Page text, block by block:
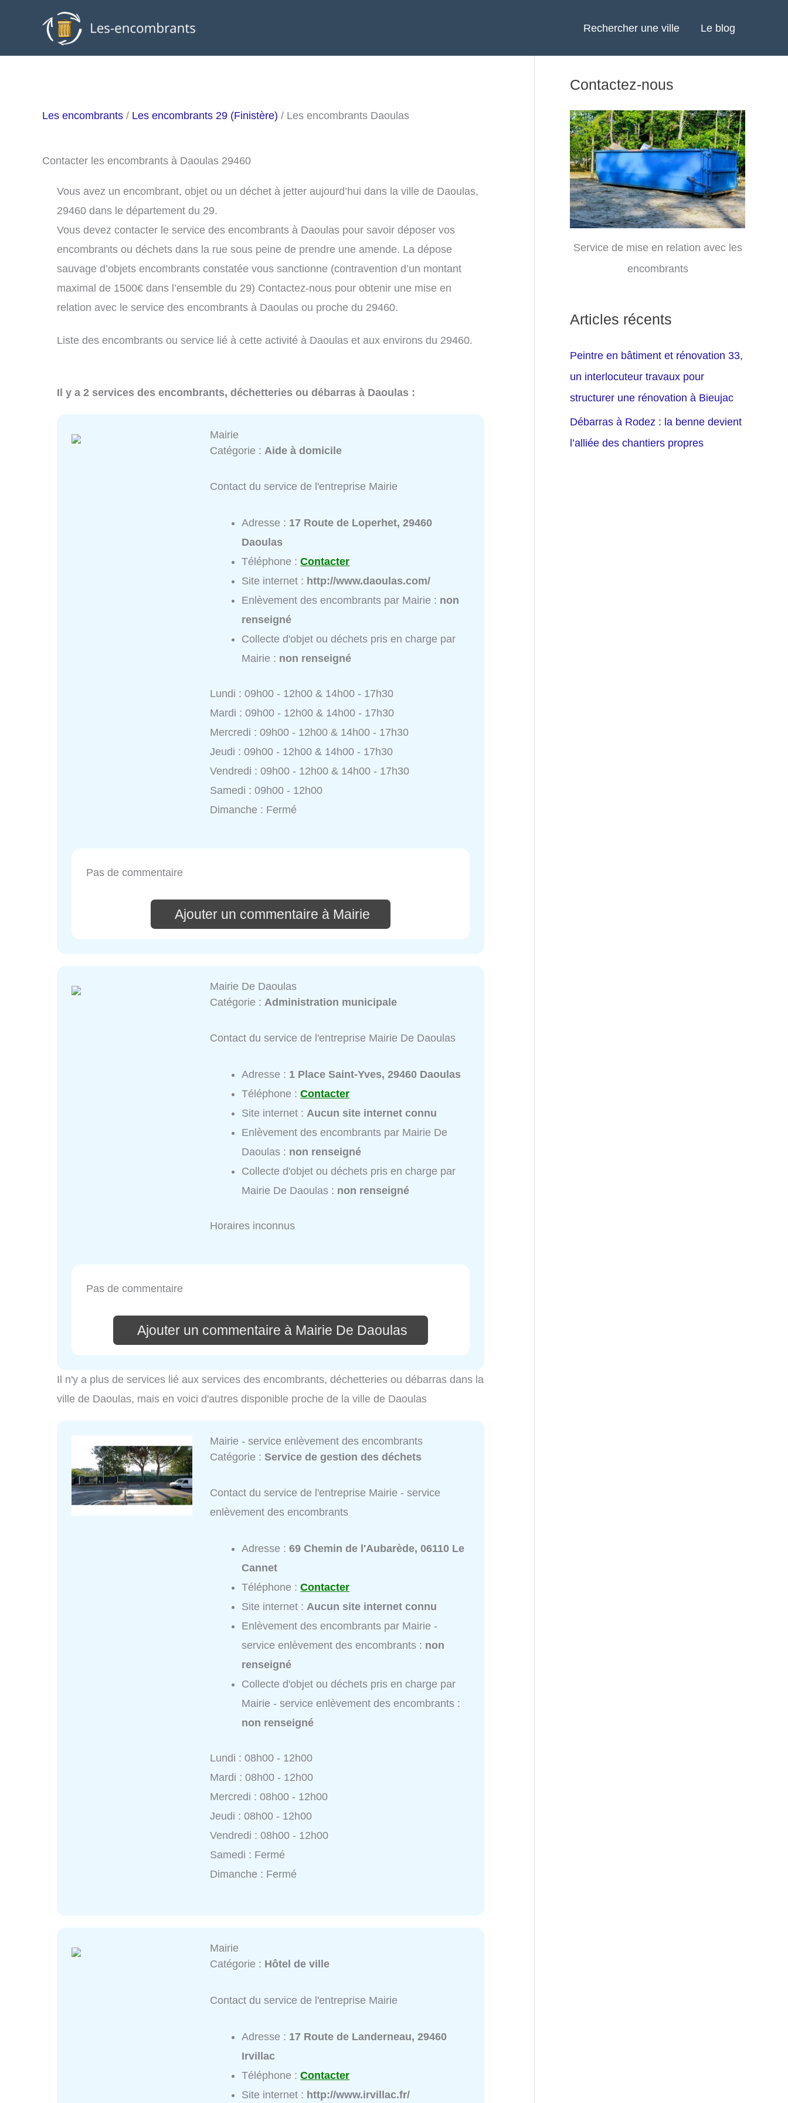
Rechercher une ville Le blog
Les encombrants / Les encombrants 29 (Finistère) / Les encombrants Daoulas
Contacter les encombrants à Daoulas 29460
Vous avez un encombrant, objet ou un déchet à jetter aujourd’hui dans la ville de Daoulas,
29460 dans le département du 29.
Vous devez contacter le service des encombrants à Daoulas pour savoir déposer vos
encombrants ou déchets dans la rue sous peine de prendre une amende. La dépose
sauvage d’objets encombrants constatée vous sanctionne (contravention d’un montant
maximal de 1500€ dans l’ensemble du 29) Contactez-nous pour obtenir une mise en
relation avec le service des encombrants à Daoulas ou proche du 29460.
Liste des encombrants ou service lié à cette activité à Daoulas et aux environs du 29460.
Il y a 2 services des encombrants, déchetteries ou débarras à Daoulas :
Mairie
Catégorie : Aide à domicile
Contact du service de l'entreprise Mairie
Adresse : 17 Route de Loperhet, 29460
Daoulas
Téléphone :Contacter
Site internet : http://www.daoulas.com/
Enlèvement des encombrants par Mairie : non
renseigné
Collecte d'objet ou déchets pris en charge par
Mairie : non renseigné
Lundi : 09h00 - 12h00 & 14h00 - 17h30
Mardi : 09h00 - 12h00 & 14h00 - 17h30
Mercredi : 09h00 - 12h00 & 14h00 - 17h30
Jeudi : 09h00 - 12h00 & 14h00 - 17h30
Vendredi : 09h00 - 12h00 & 14h00 - 17h30
Samedi : 09h00 - 12h00
Dimanche : Fermé
Pas de commentaire
Ajouter un commentaire à Mairie
Mairie De Daoulas
Catégorie : Administration municipale
Contact du service de l'entreprise Mairie De Daoulas
Adresse : 1 Place Saint-Yves, 29460 Daoulas
Téléphone :Contacter
Site internet :Aucun site internet connu
Enlèvement des encombrants par Mairie De
Daoulas : non renseigné
Collecte d'objet ou déchets pris en charge par
Mairie De Daoulas : non renseigné
Horaires inconnus
Pas de commentaire
Ajouter un commentaire à Mairie De Daoulas
Il n'y a plus de services lié aux services des encombrants, déchetteries ou débarras dans la
ville de Daoulas, mais en voici d'autres disponible proche de la ville de Daoulas
Mairie - service enlèvement des encombrants
Catégorie :Service de gestion des déchets
Contact du service de l'entreprise Mairie - service
enlèvement des encombrants
Adresse :69 Chemin de l'Aubarède, 06110 Le
Cannet
Téléphone :Contacter
Site internet :Aucun site internet connu
Enlèvement des encombrants par Mairie -
service enlèvement des encombrants : non
renseigné
Collecte d'objet ou déchets pris en charge par
Mairie - service enlèvement des encombrants :
non renseigné
Lundi : 08h00 - 12h00
Mardi : 08h00 - 12h00
Mercredi : 08h00 - 12h00
Jeudi : 08h00 - 12h00
Vendredi : 08h00 - 12h00
Samedi : Fermé
Dimanche : Fermé
Mairie
Catégorie : Hôtel de ville
Contact du service de l'entreprise Mairie
Adresse : 17 Route de Landerneau, 29460
Irvillac
Téléphone :Contacter
Site internet : http://www.irvillac.fr/
Contactez-nous
Service de mise en relation avec les
encombrants
Articles récents
Peintre en bâtiment et rénovation 33,
un interlocuteur travaux pour
structurer une rénovation à Bieujac
Débarras à Rodez : la benne devient
l’alliée des chantiers propres